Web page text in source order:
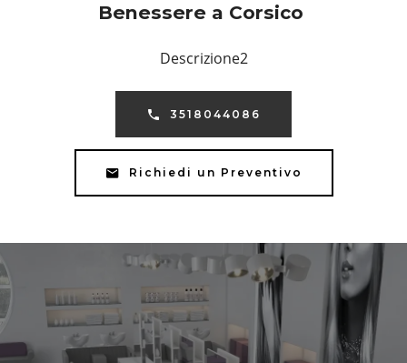
Benessere a Corsico
Descrizione2
3518044086
Richiedi un Preventivo